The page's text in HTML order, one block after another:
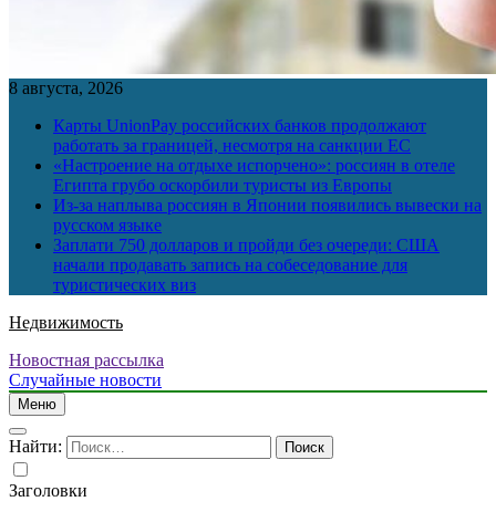
8 августа, 2026
Карты UnionPay российских банков продолжают
работать за границей, несмотря на санкции ЕС
«Настроение на отдыхе испорчено»: россиян в отеле
Египта грубо оскорбили туристы из Европы
Из-за наплыва россиян в Японии появились вывески на
русском языке
Заплати 750 долларов и пройди без очереди: США
начали продавать запись на собеседование для
туристических виз
Недвижимость
Новостная рассылка
Случайные новости
Меню
Найти:
Заголовки